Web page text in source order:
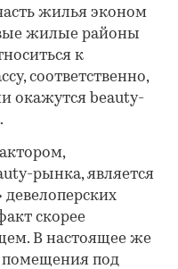
жилья эконом
жилые районы
к
соответственно,
окажутся beauty-
рынка, является
скорее
В настоящее же
помещения под